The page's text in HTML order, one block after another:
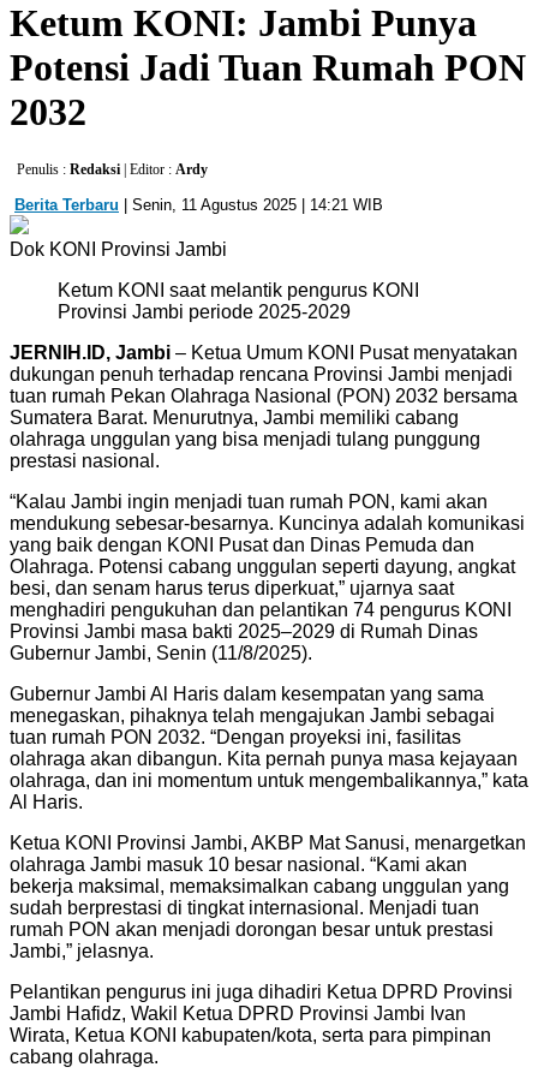
Ketum KONI: Jambi Punya
Potensi Jadi Tuan Rumah PON
2032
Penulis : Redaksi | Editor : Ardy
Berita Terbaru | Senin, 11 Agustus 2025 | 14:21 WIB
Dok KONI Provinsi Jambi
Ketum KONI saat melantik pengurus KONI
Provinsi Jambi periode 2025-2029
JERNIH.ID, Jambi – Ketua Umum KONI Pusat menyatakan
dukungan penuh terhadap rencana Provinsi Jambi menjadi
tuan rumah Pekan Olahraga Nasional (PON) 2032 bersama
Sumatera Barat. Menurutnya, Jambi memiliki cabang
olahraga unggulan yang bisa menjadi tulang punggung
prestasi nasional.
“Kalau Jambi ingin menjadi tuan rumah PON, kami akan
mendukung sebesar-besarnya. Kuncinya adalah komunikasi
yang baik dengan KONI Pusat dan Dinas Pemuda dan
Olahraga. Potensi cabang unggulan seperti dayung, angkat
besi, dan senam harus terus diperkuat,” ujarnya saat
menghadiri pengukuhan dan pelantikan 74 pengurus KONI
Provinsi Jambi masa bakti 2025–2029 di Rumah Dinas
Gubernur Jambi, Senin (11/8/2025).
Gubernur Jambi Al Haris dalam kesempatan yang sama
menegaskan, pihaknya telah mengajukan Jambi sebagai
tuan rumah PON 2032. “Dengan proyeksi ini, fasilitas
olahraga akan dibangun. Kita pernah punya masa kejayaan
olahraga, dan ini momentum untuk mengembalikannya,” kata
Al Haris.
Ketua KONI Provinsi Jambi, AKBP Mat Sanusi, menargetkan
olahraga Jambi masuk 10 besar nasional. “Kami akan
bekerja maksimal, memaksimalkan cabang unggulan yang
sudah berprestasi di tingkat internasional. Menjadi tuan
rumah PON akan menjadi dorongan besar untuk prestasi
Jambi,” jelasnya.
Pelantikan pengurus ini juga dihadiri Ketua DPRD Provinsi
Jambi Hafidz, Wakil Ketua DPRD Provinsi Jambi Ivan
Wirata, Ketua KONI kabupaten/kota, serta para pimpinan
cabang olahraga.